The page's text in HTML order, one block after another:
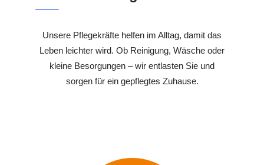
Unsere Pflegekräfte helfen im Alltag, damit das
Leben leichter wird. Ob Reinigung, Wäsche oder
kleine Besorgungen – wir entlasten Sie und
sorgen für ein gepflegtes Zuhause.